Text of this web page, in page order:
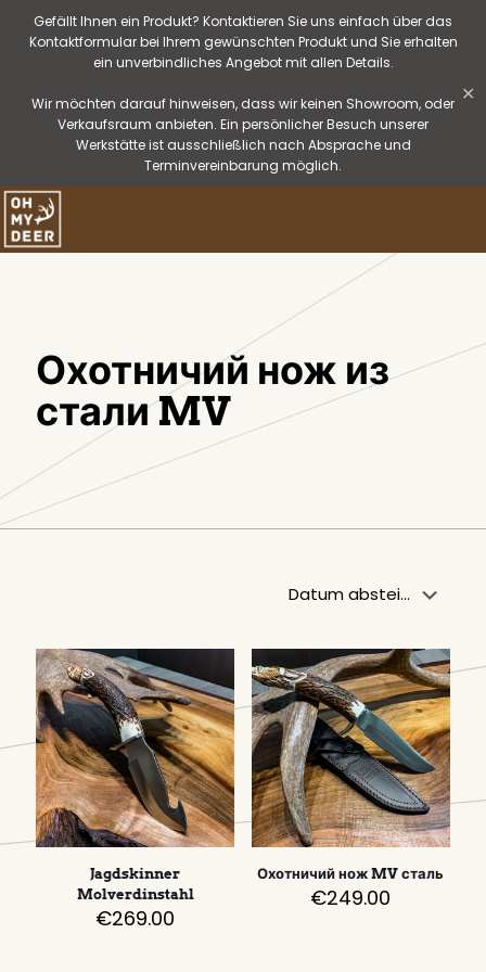
Gefällt Ihnen ein Produkt? Kontaktieren Sie uns einfach über das
Kontaktformular bei Ihrem gewünschten Produkt und Sie erhalten
ein unverbindliches Angebot mit allen Details.
Wir möchten darauf hinweisen, dass wir keinen Showroom, oder
Verkaufsraum anbieten. Ein persönlicher Besuch unserer
Werkstätte ist ausschließlich nach Absprache und
Terminvereinbarung möglich.
✕
Охотничий нож из
стали MV
Jagdskinner
Molverdinstahl
€269.00
Охотничий нож MV сталь
€249.00